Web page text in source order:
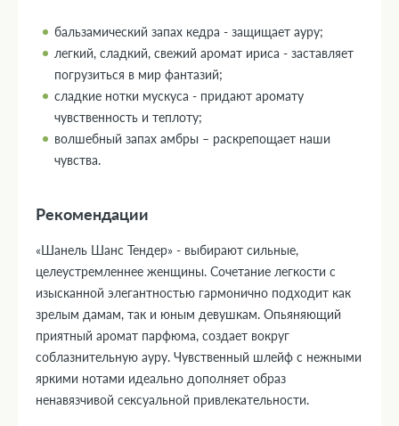
бальзамический запах кедра - защищает ауру;
легкий, сладкий, свежий аромат ириса - заставляет
погрузиться в мир фантазий;
сладкие нотки мускуса - придают аромату
чувственность и теплоту;
волшебный запах амбры – раскрепощает наши
чувства.
Рекомендации
«Шанель Шанс Тендер» - выбирают сильные,
целеустремленнее женщины. Сочетание легкости с
изысканной элегантностью гармонично подходит как
зрелым дамам, так и юным девушкам. Опьяняющий
приятный аромат парфюма, создает вокруг
соблазнительную ауру. Чувственный шлейф с нежными
яркими нотами идеально дополняет образ
ненавязчивой сексуальной привлекательности.